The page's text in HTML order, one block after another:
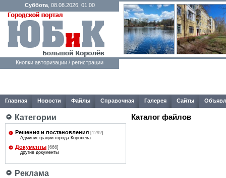
Суббота, 08.08.2026, 01:00
Кнопки авторизации / регистрации
Главная Новости Файлы Справочная Галерея Сайты
Категории
Решения и постановления [1292]
Администрации города Королёва
Документы [666]
другие документы
Реклама
Каталог файлов